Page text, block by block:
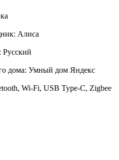
Алиса
Русский
дома: Умный дом Яндекс
Wi-Fi, USB Type-C, Zigbee